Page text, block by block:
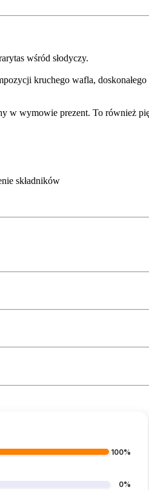
wśród słodyczy.
kruchego wafla,
w wymowie prezent. To również
składników
100%
0%